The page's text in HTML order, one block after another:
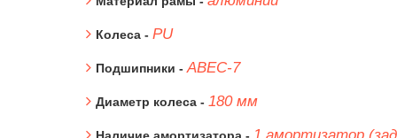
Колеса - PU
Подшипники - ABEC-7
Диаметр колеса - 180 мм